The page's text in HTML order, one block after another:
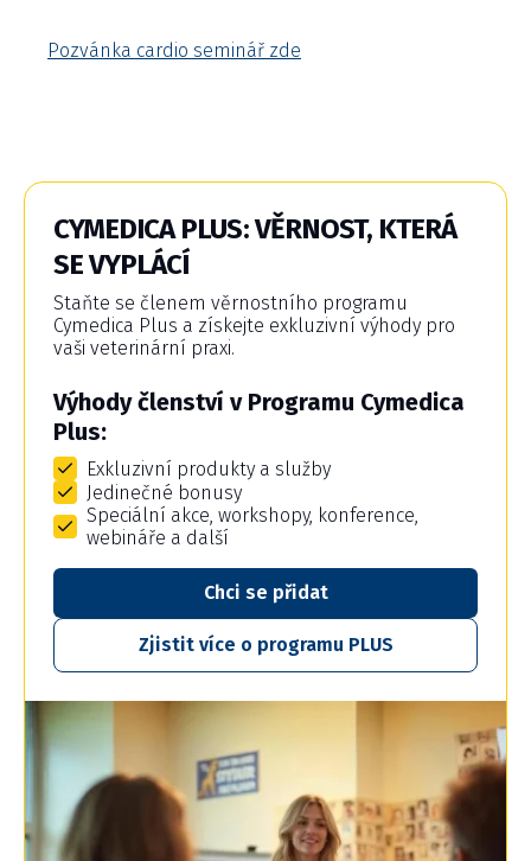
Pozvánka cardio seminář zde
CYMEDICA PLUS: VĚRNOST, KTERÁ
SE VYPLÁCÍ
Staňte se členem věrnostního programu
Cymedica Plus a získejte exkluzivní výhody pro
vaši veterinární praxi.
Výhody členství v Programu Cymedica
Plus:
Exkluzivní produkty a služby
Jedinečné bonusy
Speciální akce, workshopy, konference,
webináře a další
Chci se přidat
Zjistit více o programu PLUS